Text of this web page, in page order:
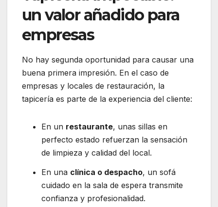
un valor añadido para
empresas
No hay segunda oportunidad para causar una
buena primera impresión. En el caso de
empresas y locales de restauración, la
tapicería es parte de la experiencia del cliente:
En un restaurante, unas sillas en
perfecto estado refuerzan la sensación
de limpieza y calidad del local.
En una clínica o despacho, un sofá
cuidado en la sala de espera transmite
confianza y profesionalidad.